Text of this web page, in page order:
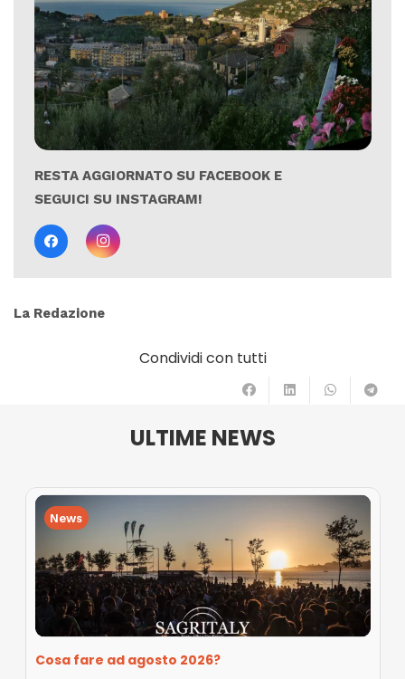
RESTA AGGIORNATO SU FACEBOOK E
SEGUICI SU INSTAGRAM!
La Redazione
Condividi con tutti
ULTIME NEWS
News
Cosa fare ad agosto 2026?